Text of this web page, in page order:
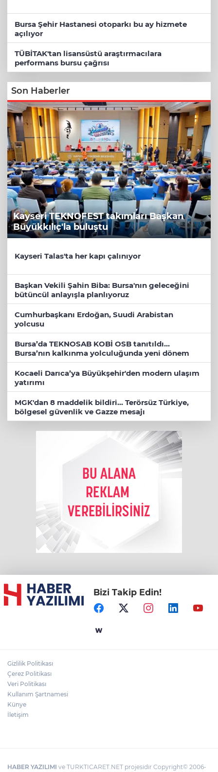
Bursa Şehir Hastanesi otoparkı bu ay hizmete
açılıyor
TÜBİTAK'tan lisansüstü araştırmacılara
performans bursu çağrısı
Son Haberler
Kayseri TEKNOFEST takımları Başkan
Büyükkılıç'la buluştu
Kayseri Talas'ta her kapı çalınıyor
Başkan Vekili Şahin Biba: Bursa'nın geleceğini
bütüncül anlayışla planlıyoruz
Cumhurbaşkanı Erdoğan, Suudi Arabistan
yolcusu
Bursa’da TEKNOSAB KOBİ OSB tanıtıldı...
Bursa’nın kalkınma yolculuğunda yeni dönem
Kocaeli Darıca’ya Büyükşehir'den modern ulaşım
yatırımı
MGK'dan 8 maddelik bildiri... Terörsüz Türkiye,
bölgesel güvenlik ve Gazze mesajı
Bizi Takip Edin!
Gizlilik Politikası
Çerez Politikası
Veri Politikası
Kullanım Şartnamesi
Künye
İletişim
HABER YAZILIMI ve TURKTICARET.NET projesidir Copyright© 2006-